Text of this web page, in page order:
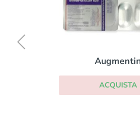
Augmentin
ACQUISTA